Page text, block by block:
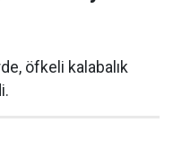
öfkeli kalabalık